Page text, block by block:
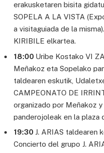
erakusketaren bisita
SOPELA A LA VISTA
a visitaguiada de la
KIRIBILE elkartea.
18:00 Uribe Kostako VI
Meñakoz eta Sopelako
taldearen eskutik,
CAMPEONATO DE
organizado por Meñakoz
panderojoleak en la plaza
19:30 J. ARIAS taldearen
Concierto del grupo J.